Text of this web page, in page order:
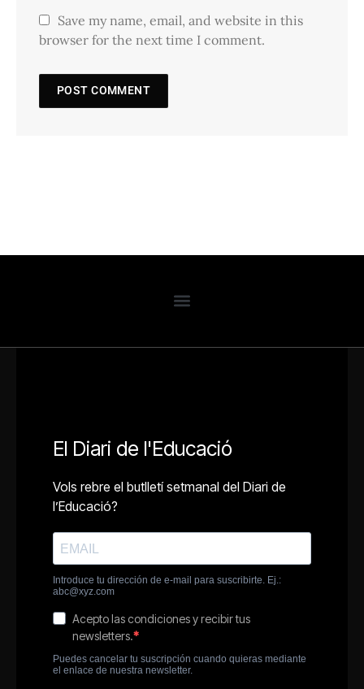
Save my name, email, and website in this
browser for the next time I comment.